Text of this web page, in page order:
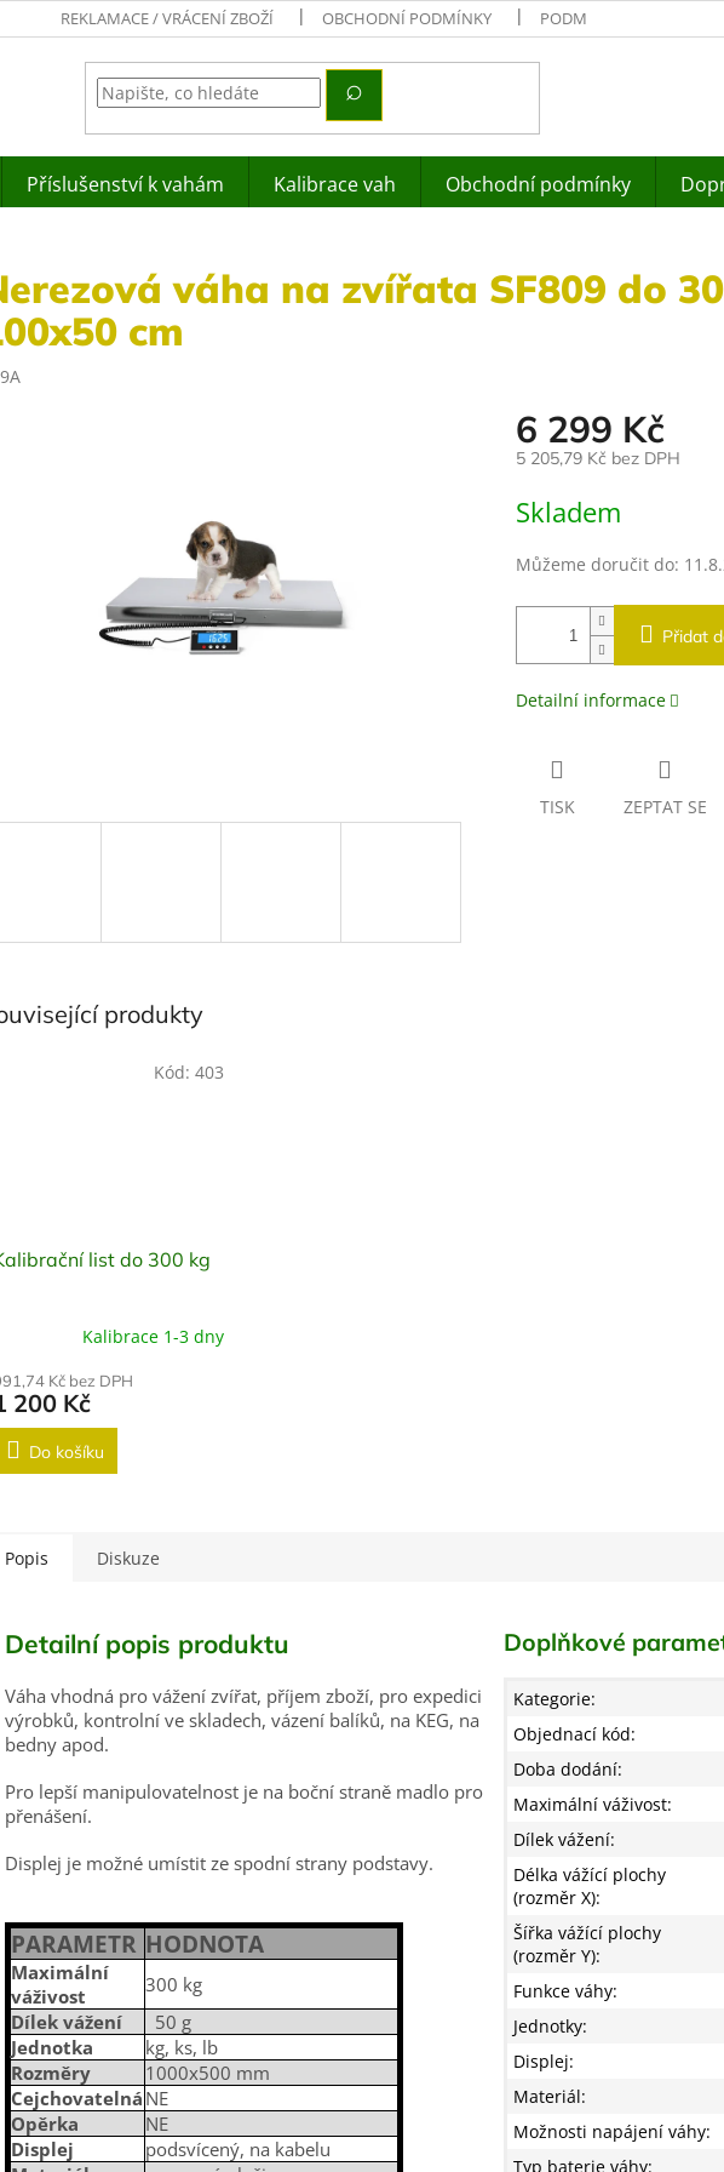
REKLAMACE / VRÁCENÍ ZBOŽÍ OBCHODNÍ PODMÍNKY PODMÍNKY OCHRANY
Příslušenství k vahám Kalibrace vah Obchodní podmínky
váha na zvířata SF809 do
cm
6 299 Kč
5 205,79 Kč bez DPH
cena:
Skladem
Můžeme doručit do:
Přidat
Detailní informace
TISK ZEPTAT SE
produkty
list do 300 kg
Kalibrace 1-3 dny
Kč bez DPH
200 Kč
Do košíku
Kód: 403
Popis Diskuze
Detailní popis produktu
Váha vhodná pro vážení zvířat, příjem zboží, pro expedici
výrobků, kontrolní ve skladech, vázení balíků, na KEG, na
bedny apod.
Pro lepší manipulovatelnost je na boční straně madlo pro
přenášení.
Displej je možné umístit ze spodní strany podstavy.
PARAMETR HODNOTA
Maximální
váživost
300 kg
Dílek vážení
50 g
Jednotka
kg, ks, lb
Rozměry
1000x500 mm
Cejchovatelná NE
Opěrka
NE
Displej
podsvícený, na kabelu
Doplňkové
Kategorie:
Objednací kód:
Doba dodání:
Maximální váživost:
Dílek vážení:
Délka vážící plochy
(rozměr X):
Šířka vážící plochy
(rozměr Y):
Funkce váhy:
Jednotky:
Displej:
Materiál:
Možnosti napájení váhy:
Typ baterie váhy: